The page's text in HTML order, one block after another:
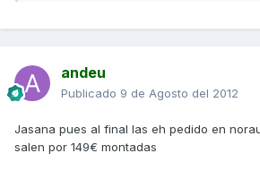
andeu
Publicado 9 de Agosto del 2012
Jasana pues al final las eh pedido en
salen por 149€ montadas